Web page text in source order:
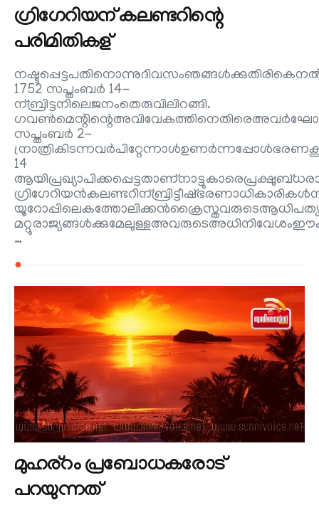
ഗ്രിഗേറിയന് കലണ്ടറിന്റെ
പരിമിതികള്
1752 സപ്തംബർ 14-
ന്ബ്രിട്ടനിലെജനംതെരുവിലിറങ്ങി.
സപ്തംബർ 2-
14
…
●
മുഹര്റം പ്രബോധകരോട്
പറയുന്നത്